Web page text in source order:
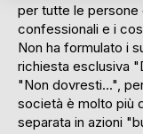
per tutte le persone
confessionali e i
Non ha formulato i
richiesta esclusiva
"Non dovresti...",
società è molto più
separata in azioni